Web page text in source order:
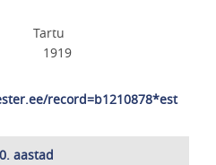
Tartu
1919
record=b1210878*est
aastad